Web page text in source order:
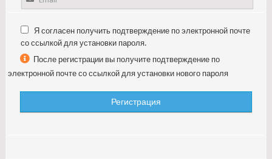
Я согласен получить подтверждение по электронной почте
со ссылкой для установки пароля.
После регистрации вы получите подтверждение по
электронной почте со ссылкой для установки нового пароля